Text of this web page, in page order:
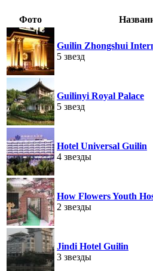
Фото
Guilin Zhongshui
5 звезд
Guilinyi Royal Palace
5 звезд
Hotel Universal Guilin
4 звезды
How Flowers Youth
2 звезды
Jindi Hotel Guilin
3 звезды